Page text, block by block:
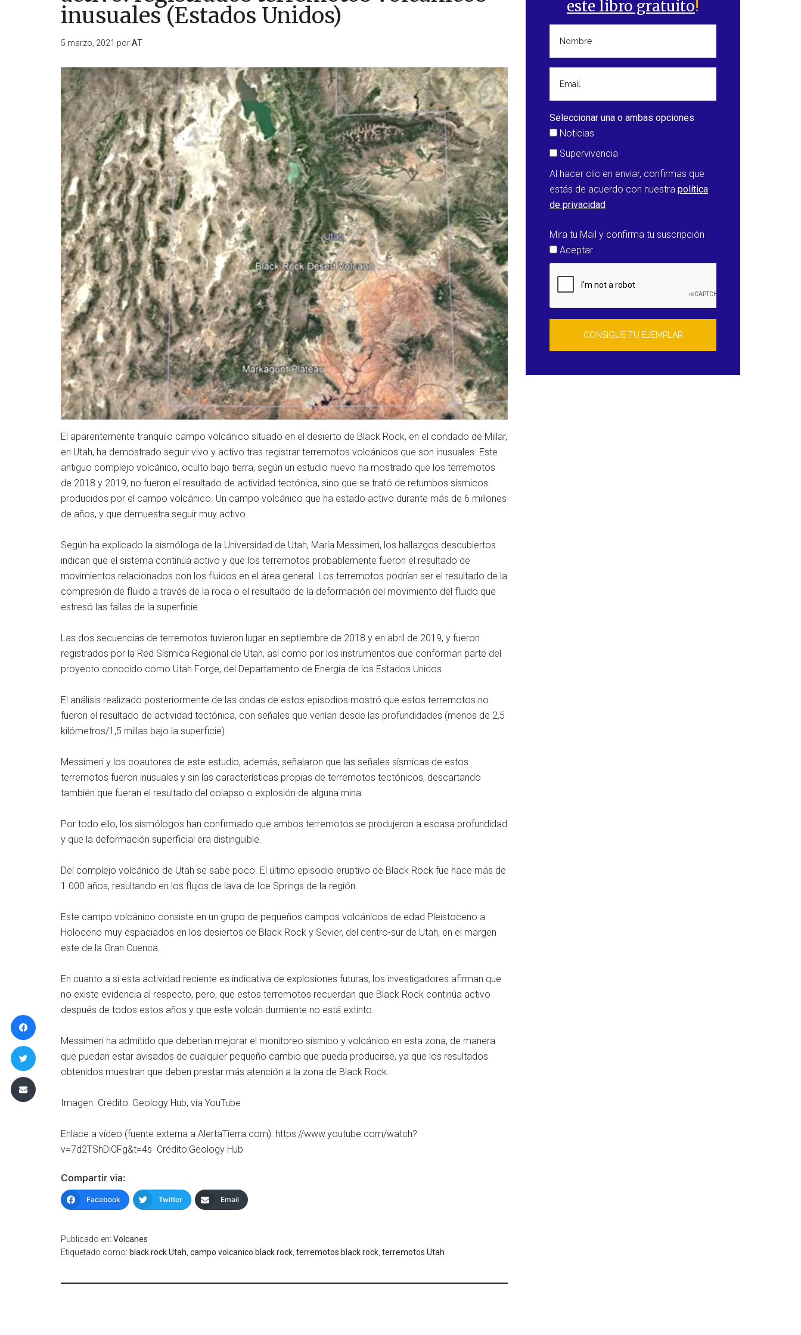
inusuales (Estados Unidos)
5 marzo, 2021 porAT
El aparentemente tranquilo campo volcánico situado en el desierto de Black Rock, en el condado de Millar,
en Utah, ha demostrado seguir vivo y activo tras registrar terremotos volcánicos que son inusuales. Este
antiguo complejo volcánico, oculto bajo tierra, según un estudio nuevo ha mostrado que los terremotos
de 2018 y 2019, no fueron el resultado de actividad tectónica, sino que se trató de retumbos sísmicos
producidos por el campo volcánico. Un campo volcánico que ha estado activo durante más de 6 millones
de años, y que demuestra seguir muy activo.
Según ha explicado la sismóloga de la Universidad de Utah, María Messimeri, los hallazgos descubiertos
indican que el sistema continúa activo y que los terremotos probablemente fueron el resultado de
movimientos relacionados con los fluidos en el área general. Los terremotos podrían ser el resultado de la
compresión de fluido a través de la roca o el resultado de la deformación del movimiento del fluido que
estresó las fallas de la superficie.
Las dos secuencias de terremotos tuvieron lugar en septiembre de 2018 y en abril de 2019, y fueron
registrados por la Red Sísmica Regional de Utah, así como por los instrumentos que conforman parte del
proyecto conocido como Utah Forge, del Departamento de Energía de los Estados Unidos.
El análisis realizado posteriormente de las ondas de estos episodios mostró que estos terremotos no
fueron el resultado de actividad tectónica, con señales que venían desde las profundidades (menos de 2,5
kilómetros/1,5 millas bajo la superficie).
Messimeri y los coautores de este estudio, además, señalaron que las señales sísmicas de estos
terremotos fueron inusuales y sin las características propias de terremotos tectónicos, descartando
también que fueran el resultado del colapso o explosión de alguna mina.
Por todo ello, los sismólogos han confirmado que ambos terremotos se produjeron a escasa profundidad
y que la deformación superficial era distinguible.
Del complejo volcánico de Utah se sabe poco. El último episodio eruptivo de Black Rock fue hace más de
1.000 años, resultando en los flujos de lava de Ice Springs de la región.
Este campo volcánico consiste en un grupo de pequeños campos volcánicos de edad Pleistoceno a
Holoceno muy espaciados en los desiertos de Black Rock y Sevier, del centro-sur de Utah, en el margen
este de la Gran Cuenca.
En cuanto a si esta actividad reciente es indicativa de explosiones futuras, los investigadores afirman que
no existe evidencia al respecto, pero, que estos terremotos recuerdan que Black Rock continúa activo
después de todos estos años y que este volcán durmiente no está extinto.
Messimeri ha admitido que deberían mejorar el monitoreo sísmico y volcánico en esta zona, de manera
que puedan estar avisados de cualquier pequeño cambio que pueda producirse, ya que los resultados
obtenidos muestran que deben prestar más atención a la zona de Black Rock.
Imagen. Crédito: Geology Hub, vía YouTube
Enlace a vídeo (fuente externa a AlertaTierra.com): https://www.youtube.com/watch?
v=7d2TShDiCFg&t=4s Crédito:Geology Hub
Compartir via:
Facebook Twitter Email
Publicado en: Volcanes
Etiquetado como: black rock Utah campo volcanico black rock terremotos black rock terremotos Utah
este libro gratuito!
Seleccionar una o ambas opciones
Noticias
Supervivencia
Al hacer clic en enviar, confirmas que
estás de acuerdo con nuestra política
de privacidad
Mira tu Mail y confirma tu suscripción
Aceptar